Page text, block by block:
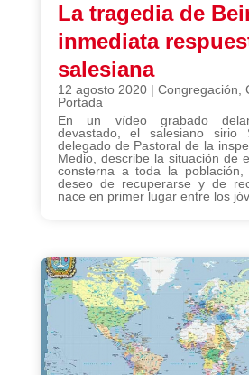
La tragedia de
inmediata
salesiana
12 agosto 2020| Congregación
Portada
En un vídeo grabado
devastado, el salesiano sirio
delegado de Pastoral de la
Medio, describe la situación de
consterna a toda la
deseo de recuperarse y de
nace en primer lugar entre los